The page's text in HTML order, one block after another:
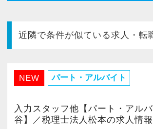
採用ご担当者様
近隣で条件が似ている求人・転
NEW パート・アルバイト
入力スタッフ他【パート・アル
谷】／税理士法人松本の求人情報